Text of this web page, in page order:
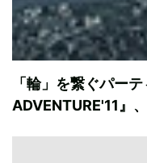
「輪」を繋ぐパー
ADVENTURE'11』